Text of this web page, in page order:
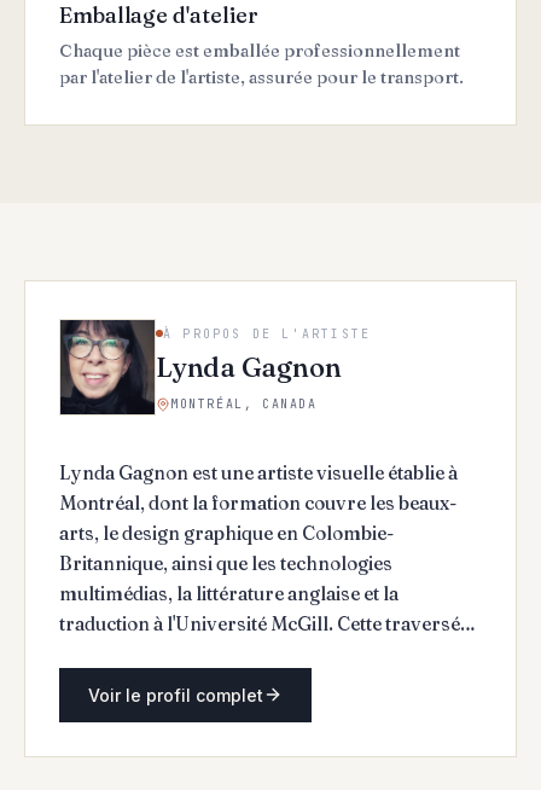
Emballage d'atelier
Chaque pièce est emballée professionnellement
par l'atelier de l'artiste, assurée pour le transport.
À PROPOS DE L'ARTISTE
Lynda Gagnon
MONTRÉAL, CANADA
Lynda Gagnon est une artiste visuelle établie à
Montréal, dont la formation couvre les beaux-
arts, le design graphique en Colombie-
Britannique, ainsi que les technologies
multimédias, la littérature anglaise et la
traduction à l'Université McGill. Cette traversée
centrée sur les récits humains, les
Voir le profil complet